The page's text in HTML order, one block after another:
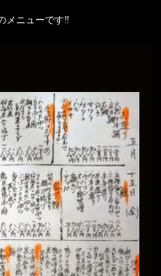
メニューです‼️